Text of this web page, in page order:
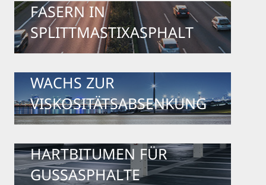
FASERN IN
SPLITTMASTIXASPHALT
WACHS ZUR
VISKOSITÄTSABSENKUNG
HARTBITUMEN FÜR
GUSSASPHALTE